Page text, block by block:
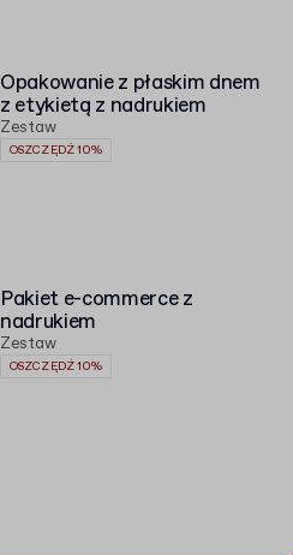
Opakowanie z płaskim dnem
z etykietą z nadrukiem
Zestaw
OSZCZĘDŹ 10%
Pakiet e-commerce z
nadrukiem
Zestaw
OSZCZĘDŹ 10%